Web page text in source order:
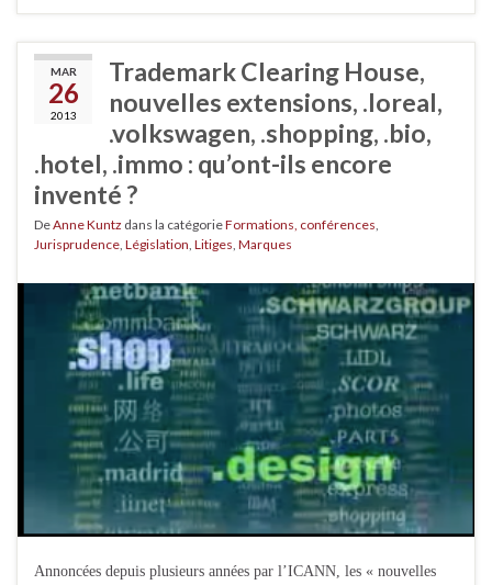
MAR
26
2013
Trademark Clearing House,
nouvelles extensions, .loreal,
.volkswagen, .shopping, .bio,
.hotel, .immo : qu’ont-ils encore
inventé ?
DeAnne Kuntz dans la catégorieFormations, conférences
Jurisprudence Législation Litiges Marques
Annoncées depuis plusieurs années par l’ICANN, les « nouvelles